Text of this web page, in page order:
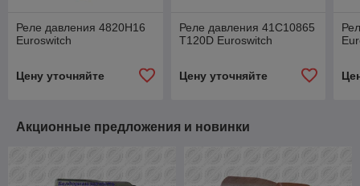
Реле давления 4820H16
Euroswitch
Цену уточняйте
Реле давления 41C10865
T120D Euroswitch
Цену уточняйте
Акционные предложения и новинки